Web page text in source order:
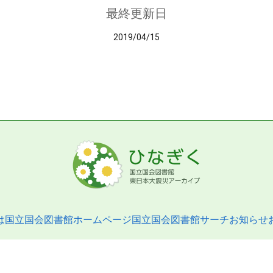
最終更新日
2019/04/15
国立国会図書館ホームページ国立国会図書館サーチお知らせ